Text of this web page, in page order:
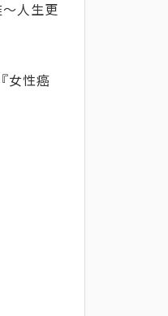
人生更
女性癌